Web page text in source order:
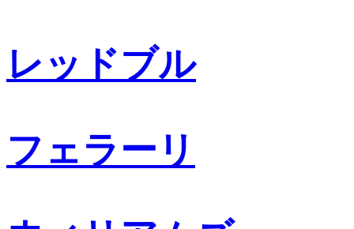
レッドブル
フェラーリ